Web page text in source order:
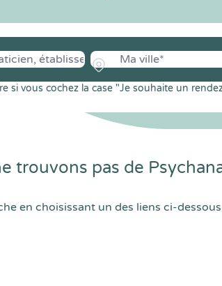
si vous cochez la case "Je souhaite un
trouvons pas de
en choisissant un des liens ci-